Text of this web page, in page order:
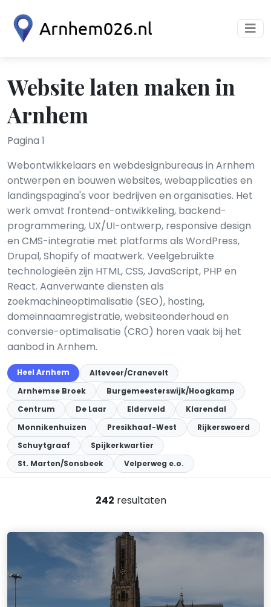
Website laten maken in
Arnhem
Pagina 1
Webontwikkelaars en webdesignbureaus in Arnhem
ontwerpen en bouwen websites, webapplicaties en
landingspagina's voor bedrijven en organisaties. Het
werk omvat frontend-ontwikkeling, backend-
programmering, UX/UI-ontwerp, responsive design
en CMS-integratie met platforms als WordPress,
Drupal, Shopify of maatwerk. Veelgebruikte
technologieën zijn HTML, CSS, JavaScript, PHP en
React. Aanverwante diensten als
zoekmachineoptimalisatie (SEO), hosting,
domeinnaamregistratie, websiteonderhoud en
conversie-optimalisatie (CRO) horen vaak bij het
aanbod in Arnhem.
Heel Arnhem
Alteveer/Cranevelt
Arnhemse Broek
Burgemeesterswijk/Hoogkamp
Centrum
De Laar Elderveld
Klarendal
Monnikenhuizen
Presikhaaf-West
Rijkerswoerd
Schuytgraaf
Spijkerkwartier
St. Marten/Sonsbeek
Velperweg e.o.
242 resultaten